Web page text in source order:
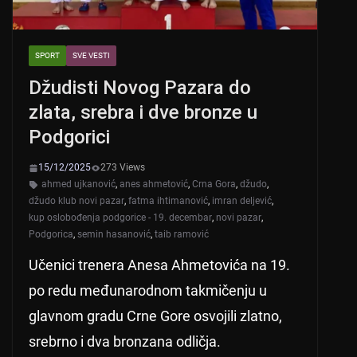
SPORT SVE VESTI
Džudisti Novog Pazara do
zlata, srebra i dve bronze u
Podgorici
15/12/2025
273 Views
ahmed ujkanović, anes ahmetović, Crna Gora, džudo,
džudo klub novi pazar, fatma ihtimanović, imran deljević,
kup oslobođenja podgorice - 19. decembar, novi pazar,
Podgorica, semin hasanović, taib ramović
Učenici trenera Anesa Ahmetovića na 19.
po redu međunarodnom takmičenju u
glavnom gradu Crne Gore osvojili zlatno,
srebrno i dva bronzana odličja.